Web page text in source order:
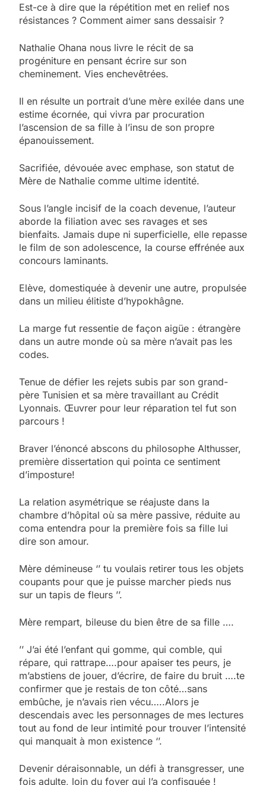
Est-ce à dire que la répétition met en relief nos
résistances ? Comment aimer sans dessaisir ?
Nathalie Ohana nous livre le récit de sa
progéniture en pensant écrire sur son
cheminement. Vies enchevêtrées.
Il en résulte un portrait d’une mère exilée dans une
estime écornée, qui vivra par procuration
l’ascension de sa fille à l’insu de son propre
épanouissement.
Sacrifiée, dévouée avec emphase, son statut de
Mère de Nathalie comme ultime identité.
Sous l’angle incisif de la coach devenue, l’auteur
aborde la filiation avec ses ravages et ses
bienfaits. Jamais dupe ni superficielle, elle repasse
le film de son adolescence, la course effrénée aux
concours laminants.
Elève, domestiquée à devenir une autre, propulsée
dans un milieu élitiste d’hypokhâgne.
La marge fut ressentie de façon aigüe : étrangère
dans un autre monde où sa mère n’avait pas les
codes.
Tenue de défier les rejets subis par son grand-
père Tunisien et sa mère travaillant au Crédit
Lyonnais. Œuvrer pour leur réparation tel fut son
parcours !
Braver l’énoncé abscons du philosophe Althusser,
première dissertation qui pointa ce sentiment
d’imposture!
La relation asymétrique se réajuste dans la
chambre d’hôpital où sa mère passive, réduite au
coma entendra pour la première fois sa fille lui
dire son amour.
Mère démineuse ‘’ tu voulais retirer tous les objets
coupants pour que je puisse marcher pieds nus
sur un tapis de fleurs ’’.
Mère rempart, bileuse du bien être de sa fille ….
’’ J’ai été l’enfant qui gomme, qui comble, qui
répare, qui rattrape….pour apaiser tes peurs, je
m’abstiens de jouer, d’écrire, de faire du bruit ….te
confirmer que je restais de ton côté…sans
embûche, je n’avais rien vécu…..Alors je
descendais avec les personnages de mes lectures
tout au fond de leur intimité pour trouver l’intensité
qui manquait à mon existence ‘’.
Devenir déraisonnable, un défi à transgresser, une
fois adulte, loin du foyer qui l’a confisquée !